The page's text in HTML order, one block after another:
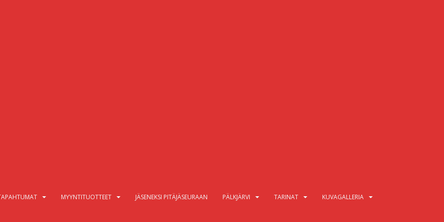
MYYNTITUOTTEET JÄSENEKSI PITÄJÄSEURAAN PÄLKJÄRVI TARINAT KUVAGALLERIA